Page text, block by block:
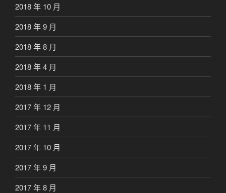
2018 年 10 月
2018 年 9 月
2018 年 8 月
2018 年 4 月
2018 年 1 月
2017 年 12 月
2017 年 11 月
2017 年 10 月
2017 年 9 月
2017 年 8 月